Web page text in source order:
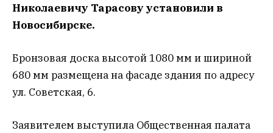
Николаевичу Тарасову установили в
Новосибирске.
Бронзовая доска высотой 1080 мм и шириной
680 мм размещена на фасаде здания по адресу
ул. Советская, 6.
Заявителем выступила Общественная палата